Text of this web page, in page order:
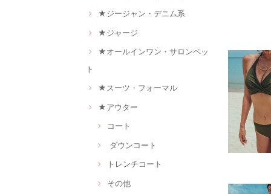
★ジージャン・デニム系
★ジャージ
★オールインワン・サロンペッ
ト
★スーツ・フォーマル
★アウター
コート
ダウンコート
トレンチコート
その他